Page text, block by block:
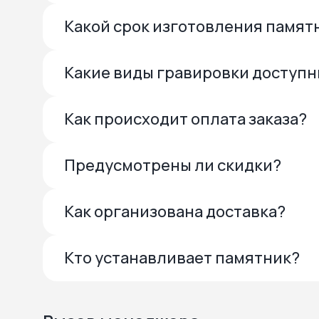
Какой срок изготовления
Какие виды гравировки
Как происходит оплата заказа?
Предусмотрены ли скидки?
Как организована доставка?
Кто устанавливает памятник?